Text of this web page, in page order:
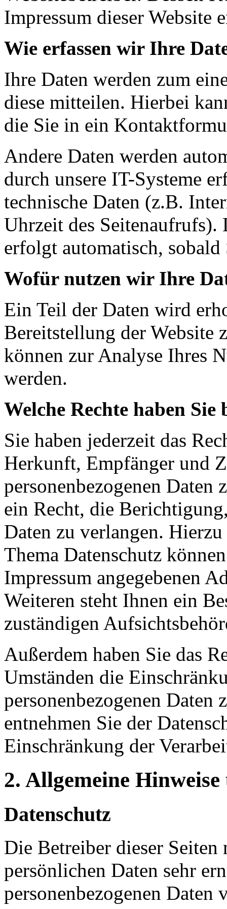
Impressum dieser Website
Wie erfassen wir Ihre
Ihre Daten werden zum
diese mitteilen. Hierbei
die Sie in ein
Andere Daten werden
durch unsere IT-Systeme
technische Daten (z.B.
Uhrzeit des Seitenaufrufs).
erfolgt automatisch, sobald
Wofür nutzen wir Ihre
Ein Teil der Daten wird
Bereitstellung der Website
können zur Analyse Ihres
werden.
Welche Rechte haben
Sie haben jederzeit das
Herkunft, Empfänger und
personenbezogenen Daten
ein Recht, die
Daten zu verlangen.
Thema Datenschutz
Impressum angegebenen
Weiteren steht Ihnen ein
zuständigen
Außerdem haben Sie das
Umständen die
personenbezogenen Daten
entnehmen Sie der
Einschränkung der
2. Allgemeine
Datenschutz
Die Betreiber dieser Seiten
persönlichen Daten sehr
personenbezogenen Daten